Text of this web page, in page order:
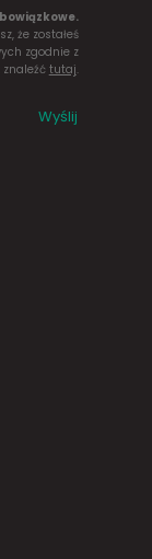
że zostałeś
zgodnie z
znaleźć tutaj.
Wyślij